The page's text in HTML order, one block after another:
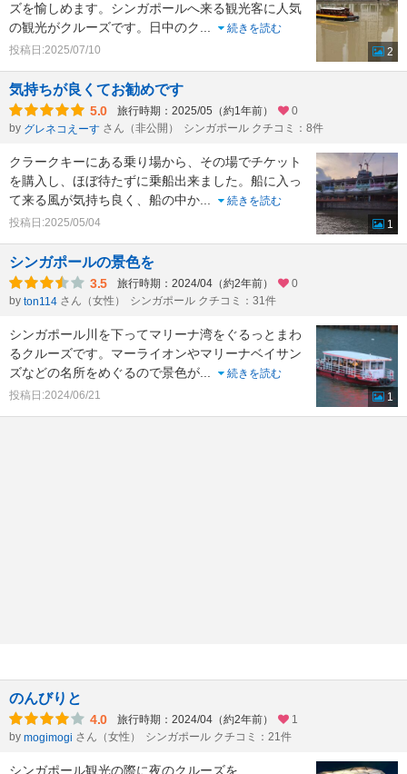
ズを愉しめます。シンガポールへ来る観光客に人気
の観光がクルーズです。日中のク
続きを読む
投稿日:2025/07/10
2
気持ちが良くてお勧めです
5.0 旅行時期：2025/05（約1年前）
0
by グレネコえーす さん（非公開） シンガポール クチコミ：8件
クラークキーにある乗り場から、その場でチケット
を購入し、ほぼ待たずに乗船出来ました。船に入っ
て来る風が気持ち良く、船の中か
続きを読む
投稿日:2025/05/04
1
シンガポールの景色を
3.5 旅行時期：2024/04（約2年前）
0
by ton114 さん（女性） シンガポール クチコミ：31件
シンガポール川を下ってマリーナ湾をぐるっとまわ
るクルーズです。マーライオンやマリーナベイサン
ズなどの名所をめぐるので景色が
続きを読む
投稿日:2024/06/21
1
のんびりと
4.0 旅行時期：2024/04（約2年前）
1
by mogimogi さん（女性） シンガポール クチコミ：21件
シンガポール観光の際に夜のクルーズを